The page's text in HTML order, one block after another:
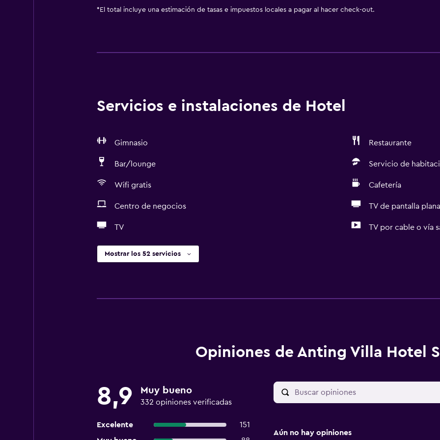
* El total incluye una estimación de tasas e impuestos locales a pagar al hacer check-out.
Servicios e instalaciones de Hotel
Gimnasio Restaurante
Bar/lounge Servicio de
Wifi gratis Cafetería
Centro de negocios TV de pantalla plana
TV TV por cable o vía
Mostrar los 52 servicios
Opiniones de Anting Villa Hotel
8,9 Muy bueno
332 opiniones verificadas
Excelente
151
Aún no hay opiniones